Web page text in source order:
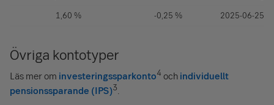
1,60 % -0,25 % 2025-06-25
Övriga kontotyper
Läs mer om investeringssparkonto4 och individuellt
pensionssparande (IPS)3.